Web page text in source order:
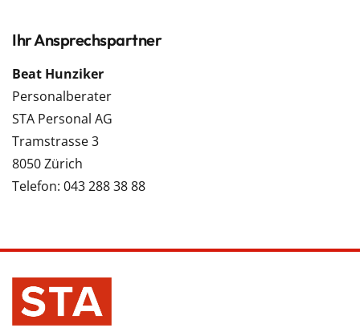
Ihr Ansprechspartner
Beat Hunziker
Personalberater
STA Personal AG
Tramstrasse 3
8050 Zürich
Telefon: 043 288 38 88